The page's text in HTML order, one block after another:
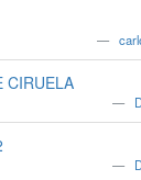
CIRUELA